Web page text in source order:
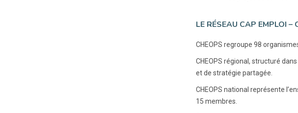
LE RÉSEAU CAP EMPLOI –
CHEOPS regroupe 98
CHEOPS régional, structuré
et de stratégie partagée.
CHEOPS national représente
15 membres.